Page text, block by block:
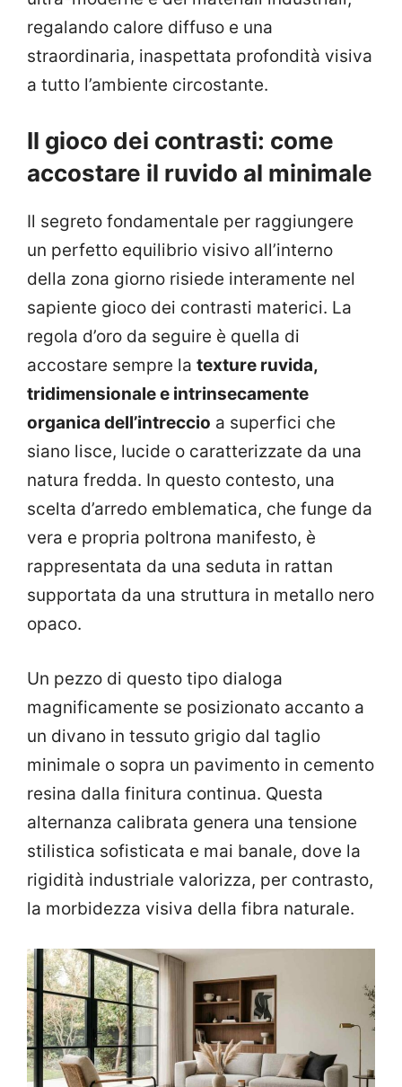
regalando calore diffuso e una
straordinaria, inaspettata profondità visiva
a tutto l’ambiente circostante.
Il gioco dei contrasti: come
accostare il ruvido al minimale
Il segreto fondamentale per raggiungere
un perfetto equilibrio visivo all’interno
della zona giorno risiede interamente nel
sapiente gioco dei contrasti materici. La
regola d’oro da seguire è quella di
accostare sempre la texture ruvida,
tridimensionale e intrinsecamente
organica dell’intreccio a superfici che
siano lisce, lucide o caratterizzate da una
natura fredda. In questo contesto, una
scelta d’arredo emblematica, che funge da
vera e propria poltrona manifesto, è
rappresentata da una seduta in rattan
supportata da una struttura in metallo nero
opaco.
Un pezzo di questo tipo dialoga
magnificamente se posizionato accanto a
un divano in tessuto grigio dal taglio
minimale o sopra un pavimento in cemento
resina dalla finitura continua. Questa
alternanza calibrata genera una tensione
stilistica sofisticata e mai banale, dove la
rigidità industriale valorizza, per contrasto,
la morbidezza visiva della fibra naturale.